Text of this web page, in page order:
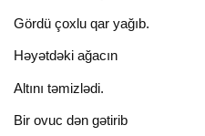
Gördü çoxlu qar yağıb.
Həyətdəki ağacın
Altını təmizlədi.
Bir ovuc dən gətirib